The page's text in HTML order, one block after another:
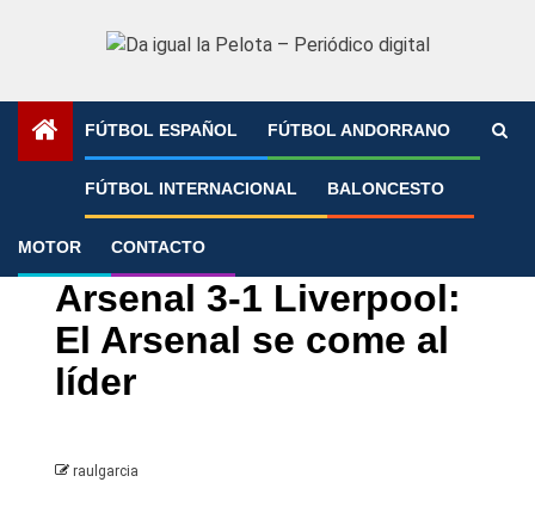
FÚTBOL ESPAÑOL FÚTBOL ANDORRANO
FÚTBOL INTERNACIONAL BALONCESTO
MOTOR CONTACTO
»
Fútbol Internacional Premier League
Arsenal 3-1 Liverpool:
El Arsenal se come al
líder
raulgarcia